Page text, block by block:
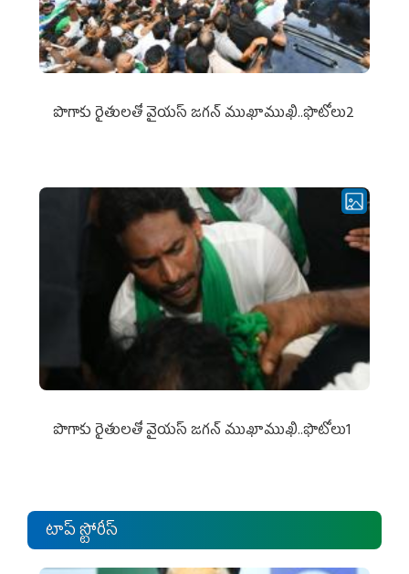
పొగాకు రైతుల‌తో వైయ‌స్ జ‌గ‌న్ ముఖాముఖి..ఫొటోలు2
పొగాకు రైతుల‌తో వైయ‌స్ జ‌గ‌న్ ముఖాముఖి..ఫొటోలు1
టాప్ స్టోరీస్